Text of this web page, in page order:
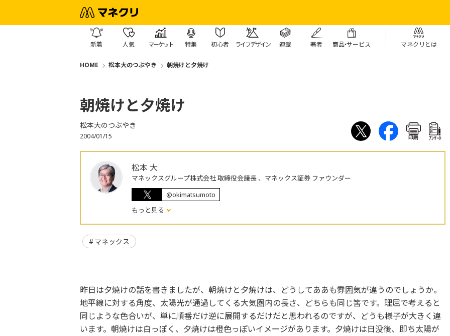
新着 人気 マーケット 特集 初心者 ライフデザイン 連載 著者 商品・サービス マネクリとは
HOME 松本大のつぶやき 朝焼けと夕焼け
朝焼けと夕焼け
松本大のつぶやき
2004/01/15 印刷 ｱﾝｹｰﾄ
松本 大
マネックスグループ株式会社 取締役会議長 、マネックス証券 ファウンダー
@okimatsumoto
もっと見る
マネックス
昨日は夕焼けの話を書きましたが、朝焼けと夕焼けは、どうしてああも雰囲気が違うのでしょうか。
地平線に対する角度、太陽光が通過してくる大気圏内の長さ、どちらも同じ筈です。理屈で考えると
同じような色合いが、単に順番だけ逆に展開するだけだと思われるのですが、どうも様子が大きく違
います。朝焼けは白っぽく、夕焼けは橙色っぽいイメージがあります。夕焼けは日没後、即ち太陽が